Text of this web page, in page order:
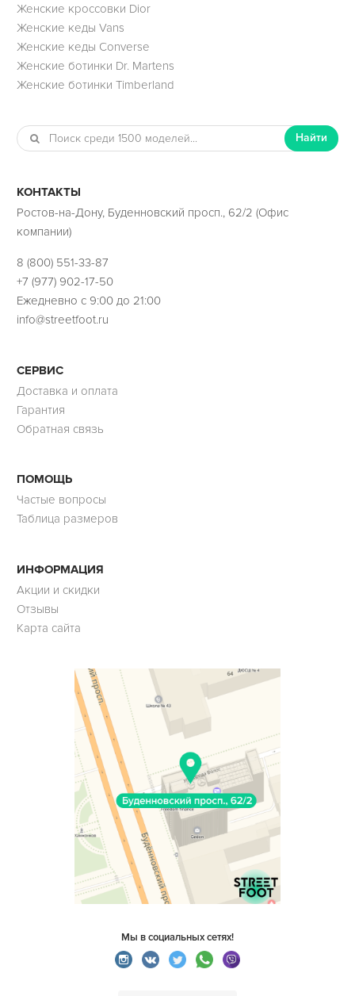
Женские кроссовки Dior
Женские кеды Vans
Женские кеды Converse
Женские ботинки Dr. Martens
Женские ботинки Timberland
Найти
КОНТАКТЫ
Ростов-на-Дону, Буденновский просп., 62/2 (Офис
компании)
8 (800) 551-33-87
+7 (977) 902-17-50
Ежедневно с 9:00 до 21:00
info@streetfoot.ru
СЕРВИС
Доставка и оплата
Гарантия
Обратная связь
ПОМОЩЬ
Частые вопросы
Таблица размеров
ИНФОРМАЦИЯ
Акции и скидки
Отзывы
Карта сайта
Мы в социальных сетях!